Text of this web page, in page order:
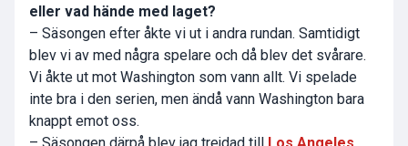
eller vad hände med laget?
– Säsongen efter åkte vi ut i andra rundan. Samtidigt
blev vi av med några spelare och då blev det svårare.
Vi åkte ut mot Washington som vann allt. Vi spelade
inte bra i den serien, men ändå vann Washington bara
knappt emot oss.